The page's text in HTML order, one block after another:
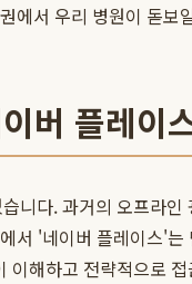
에서 우리 병원이 돋
버 플레이
니다. 과거의 오프라
서 '네이버 플레이스'
이해하고 전략적으로